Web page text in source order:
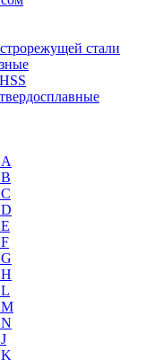
стали